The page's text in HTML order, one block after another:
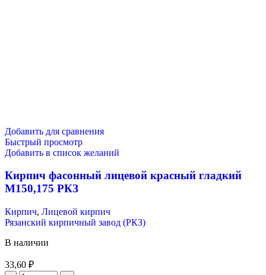
Добавить для сравнения
Быстрый просмотр
Добавить в список желаний
Кирпич фасонный лицевой красный гладкий
М150,175 РКЗ
Кирпич, Лицевой кирпич
Рязанский кирпичный завод (РКЗ)
В наличии
33,60 ₽